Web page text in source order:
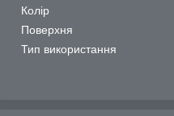
Колір
Поверхня
Тип використання